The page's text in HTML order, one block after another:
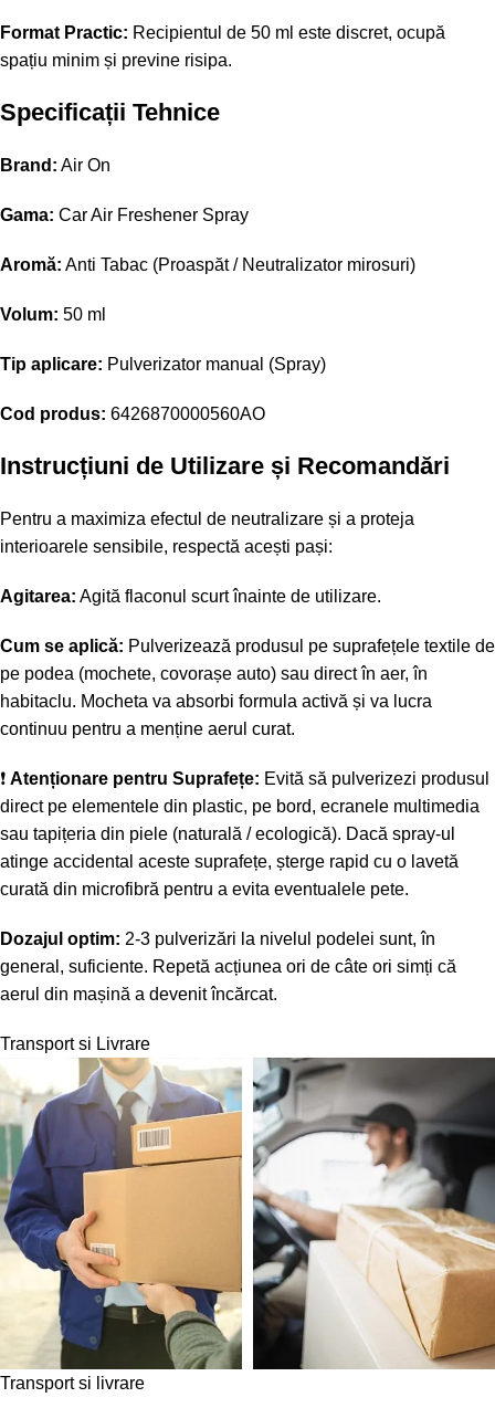
Format Practic: Recipientul de 50 ml este discret, ocupă
spațiu minim și previne risipa.
Specificații Tehnice
Brand: Air On
Gama: Car Air Freshener Spray
Aromă: Anti Tabac (Proaspăt / Neutralizator mirosuri)
Volum: 50 ml
Tip aplicare: Pulverizator manual (Spray)
Cod produs: 6426870000560AO
Instrucțiuni de Utilizare și Recomandări
Pentru a maximiza efectul de neutralizare și a proteja
interioarele sensibile, respectă acești pași:
Agitarea: Agită flaconul scurt înainte de utilizare.
Cum se aplică: Pulverizează produsul pe suprafețele textile de
pe podea (mochete, covorașe auto) sau direct în aer, în
habitaclu. Mocheta va absorbi formula activă și va lucra
continuu pentru a menține aerul curat.
❗ Atenționare pentru Suprafețe: Evită să pulverizezi produsul
direct pe elementele din plastic, pe bord, ecranele multimedia
sau tapițeria din piele (naturală / ecologică). Dacă spray-ul
atinge accidental aceste suprafețe, șterge rapid cu o lavetă
curată din microfibră pentru a evita eventualele pete.
Dozajul optim: 2-3 pulverizări la nivelul podelei sunt, în
general, suficiente. Repetă acțiunea ori de câte ori simți că
aerul din mașină a devenit încărcat.
Transport si Livrare
Transport si livrare